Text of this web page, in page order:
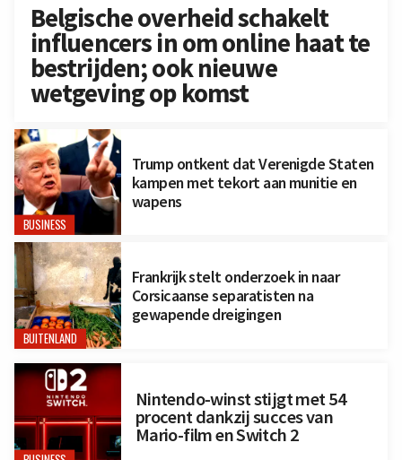
Belgische overheid schakelt
influencers in om online haat te
bestrijden; ook nieuwe
wetgeving op komst
BUSINESS
Trump ontkent dat Verenigde Staten
kampen met tekort aan munitie en
wapens
BUITENLAND
Frankrijk stelt onderzoek in naar
Corsicaanse separatisten na
gewapende dreigingen
Nintendo-winst stijgt met 54
procent dankzij succes van
Mario-film en Switch 2